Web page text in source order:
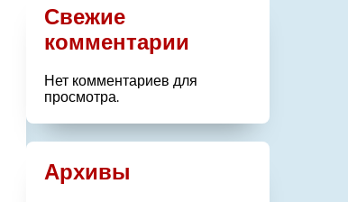
Свежие
комментарии
Нет комментариев для
просмотра.
Архивы